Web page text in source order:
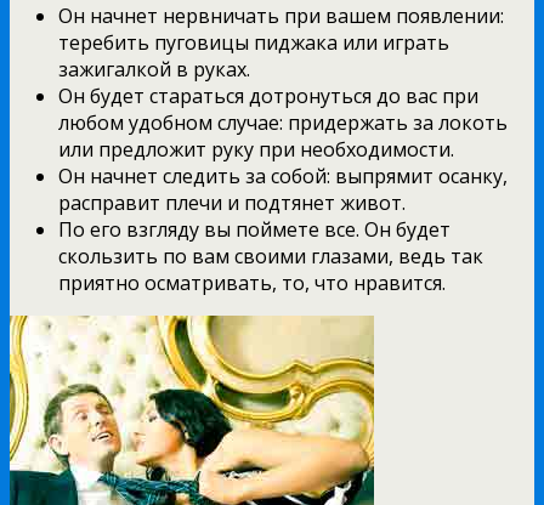
Он начнет нервничать при вашем появлении:
теребить пуговицы пиджака или играть
зажигалкой в руках.
Он будет стараться дотронуться до вас при
любом удобном случае: придержать за локоть
или предложит руку при необходимости.
Он начнет следить за собой: выпрямит осанку,
расправит плечи и подтянет живот.
По его взгляду вы поймете все. Он будет
скользить по вам своими глазами, ведь так
приятно осматривать, то, что нравится.